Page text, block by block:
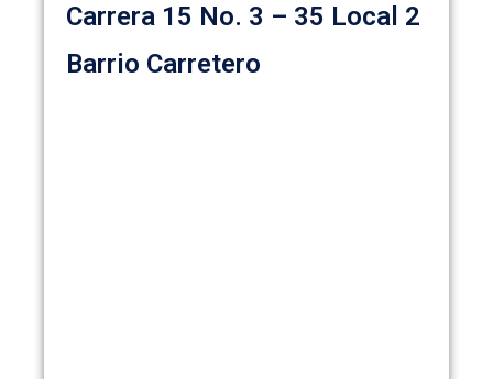
Carrera 15 No. 3 – 35 Local 2
Barrio Carretero